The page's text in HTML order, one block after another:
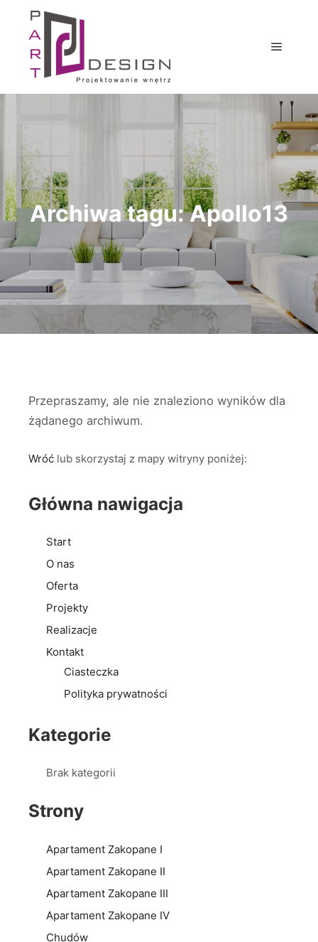
Archiwa tagu:Apollo13
Przepraszamy, ale nie znaleziono wyników dla
żądanego archiwum.
Wróć lub skorzystaj z mapy witryny poniżej:
Główna nawigacja
Start
O nas
Oferta
Projekty
Realizacje
Kontakt
Ciasteczka
Polityka prywatności
Kategorie
Brak kategorii
Strony
Apartament Zakopane I
Apartament Zakopane II
Apartament Zakopane III
Apartament Zakopane IV
Chudów